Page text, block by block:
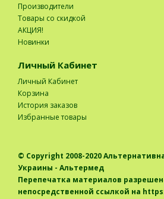
Производители
Товары со скидкой
АКЦИЯ!
Новинки
Личный Кабинет
Личный Кабинет
Корзина
История заказов
Избранные товары
© Copyright 2008-2020
Украины - Альтермед
Перепечатка материалов
непосредственной ссылкой на